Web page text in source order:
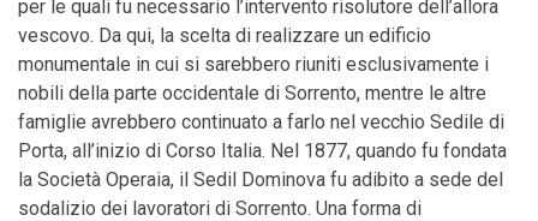
per le quali fu necessario l’intervento risolutore dell’allora
vescovo. Da qui, la scelta di realizzare un edificio
monumentale in cui si sarebbero riuniti esclusivamente i
nobili della parte occidentale di Sorrento, mentre le altre
famiglie avrebbero continuato a farlo nel vecchio Sedile di
Porta, all’inizio di Corso Italia. Nel 1877, quando fu fondata
la Società Operaia, il Sedil Dominova fu adibito a sede del
sodalizio dei lavoratori di Sorrento. Una forma di